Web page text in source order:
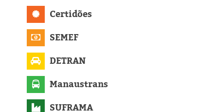
Política
Certidões
SEMEF
DETRAN
Manaustrans
SUFRAMA